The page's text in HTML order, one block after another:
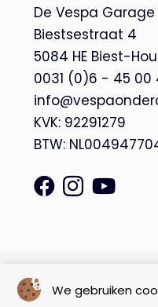
We gebruiken
De Vespa Garage
Biestsestraat 4
5084 HE Biest-
0031 (0)6 - 45 00
KVK: 92291279
BTW:
© Copyright 2026 – De